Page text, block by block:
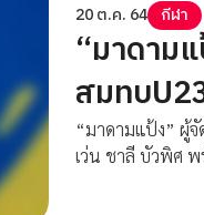
20 ต.ค. 64 กีฬา
“มาดาม
สมทบ
“มาดามแป้ง” ผู้จั
เว่น ชาลี บัวพิศ